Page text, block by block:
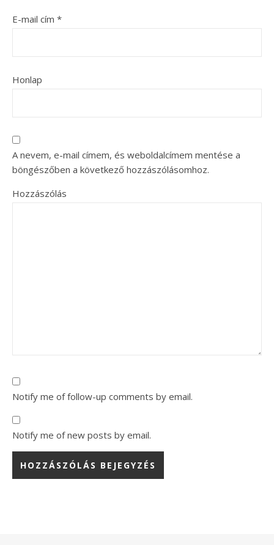
E-mail cím *
Honlap
A nevem, e-mail címem, és weboldalcímem mentése a
böngészőben a következő hozzászólásomhoz.
Hozzászólás
Notify me of follow-up comments by email.
Notify me of new posts by email.